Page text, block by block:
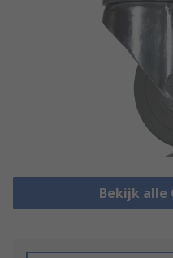
Bekijk alle